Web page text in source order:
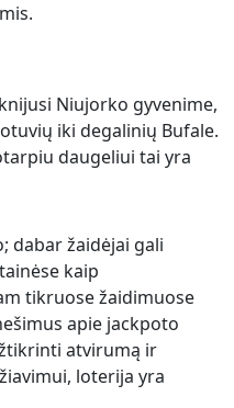
Niujorko gyvenime,
iki degalinių Bufale.
daugeliui tai yra
dabar žaidėjai gali
kaip
tikruose žaidimuose
apie jackpoto
atvirumą ir
loterija yra